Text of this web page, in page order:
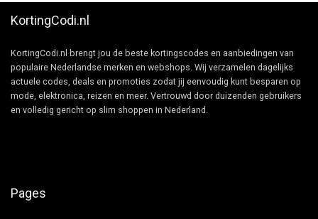
KortingCodi.nl
KortingCodi.nl brengt jou de beste kortingscodes en aanbiedingen van
populaire Nederlandse merken en webshops. Wij verzamelen dagelijks
actuele codes, deals en promoties zodat jij eenvoudig kunt besparen op
mode, elektronica, reizen en meer. Vertrouwd door duizenden gebruikers
en volledig gericht op slim shoppen in Nederland.
Pages